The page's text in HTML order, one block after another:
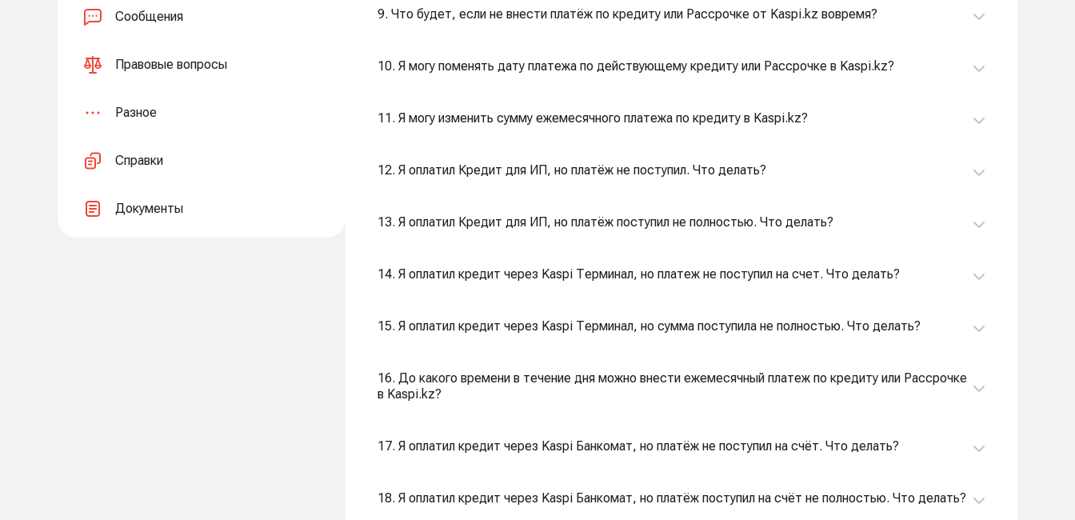
Сообщения
Правовые вопросы
Разное
Справки
Документы
9. Что будет, если не внести платёж по кредиту или Рассрочке от Kaspi.kz вовремя?
10. Я могу поменять дату платежа по действующему кредиту или Рассрочке в Kaspi.kz?
11. Я могу изменить сумму ежемесячного платежа по кредиту в Kaspi.kz?
12. Я оплатил Кредит для ИП, но платёж не поступил. Что делать?
13. Я оплатил Кредит для ИП, но платёж поступил не полностью. Что делать?
14. Я оплатил кредит через Kaspi Терминал, но платеж не поступил на счет. Что делать?
15. Я оплатил кредит через Kaspi Терминал, но сумма поступила не полностью. Что делать?
16. До какого времени в течение дня можно внести ежемесячный платеж по кредиту или Рассрочке
в Kaspi.kz?
17. Я оплатил кредит через Kaspi Банкомат, но платёж не поступил на счёт. Что делать?
18. Я оплатил кредит через Kaspi Банкомат, но платёж поступил на счёт не полностью. Что делать?